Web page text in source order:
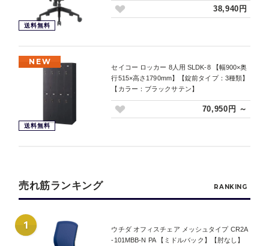
送料無料
38,940円
NEW
送料無料
セイコー ロッカー 8人用 SLDK-8 【幅900×奥
行515×高さ1790mm】【錠前タイプ：3種類】
【カラー：ブラックサテン】
70,950円 ～
売れ筋ランキング RANKING
1
ウチダ オフィスチェア メッシュタイプ CR2A
-101MBB-N PA 【ミドルバック】【肘なし】